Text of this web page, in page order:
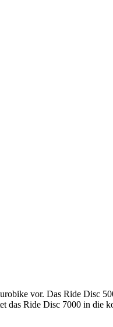
vor. Das Ride Disc
das Ride Disc 7000 in die